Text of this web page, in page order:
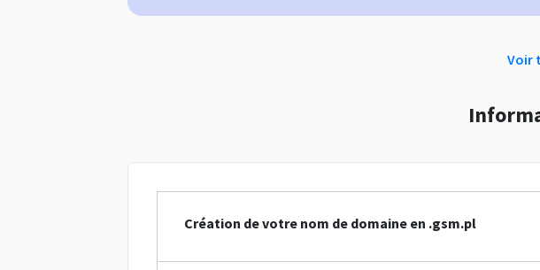
Voir
Création de votre nom de domaine en .gsm.pl